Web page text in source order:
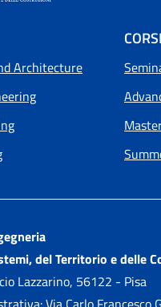
Architecture
CORSI
del Territorio e delle
Lazzarino, 56122 - Pisa